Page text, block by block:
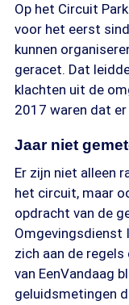
Op het Circuit
voor het eerst
kunnen
geracet. Dat
klachten uit de
2017 waren dat
Jaar niet
Er zijn niet alleen
het circuit, maar
opdracht van de
Omgevingsdienst
zich aan de
van EenVandaag
geluidsmetingen